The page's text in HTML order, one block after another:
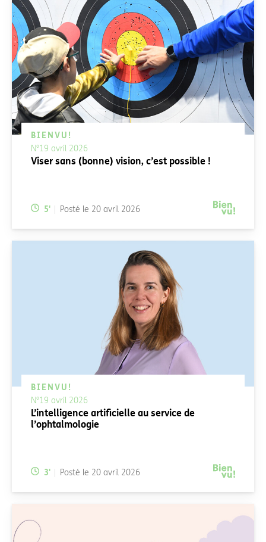
BIENVU!
N°19 avril 2026
Viser sans (bonne) vision, c’est possible !
Temps de lecture:
5' Posté le 20 avril 2026
BIENVU!
N°19 avril 2026
L’intelligence artificielle au service de
l’ophtalmologie
Temps de lecture:
3' Posté le 20 avril 2026